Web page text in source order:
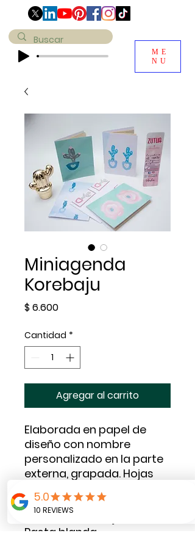
ME
NU
Miniagenda
Korebaju
$ 6.600Precio
Cantidad *
Agregar al carrito
Elaborada en papel de
diseño con nombre
personalizado en la parte
externa, grapada. Hojas
internas en blanco.
Cantidad: 20 hojas.
Pasta blanda